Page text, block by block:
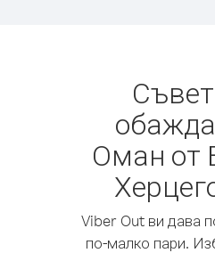
Оман от
Viber Out ви дава
по-малко пари.